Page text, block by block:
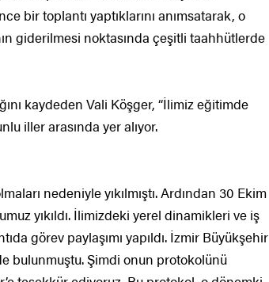
bir toplantı yaptıklarını anımsatarak, o
giderilmesi noktasında çeşitli taahhütlerde
kaydeden Vali Köşger, “İlimiz eğitimde
iller arasında yer alıyor.
nedeniyle yıkılmıştı. Ardından 30 Ekim
yıkıldı. İlimizdeki yerel dinamikleri ve iş
görev paylaşımı yapıldı. İzmir Büyükşehir
bulunmuştu. Şimdi onun protokolünü